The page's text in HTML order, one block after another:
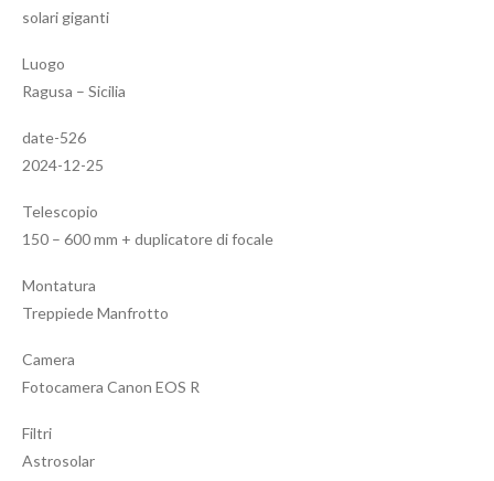
solari giganti
Luogo
Ragusa – Sicilia
date-526
2024-12-25
Telescopio
150 – 600 mm + duplicatore di focale
Montatura
Treppiede Manfrotto
Camera
Fotocamera Canon EOS R
Filtri
Astrosolar